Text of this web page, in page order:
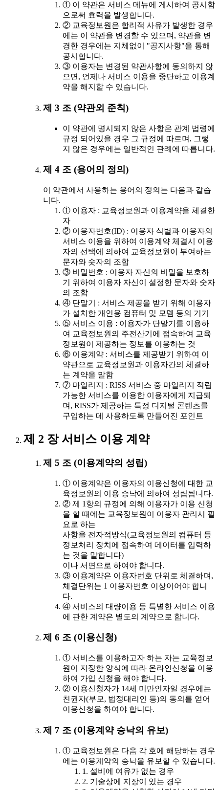
① 이 약관은 서비스 메뉴에 게시하여 공시함
으로써 효력을 발생합니다.
② 교육정보원은 합리적 사유가 발생한 경우
에는 이 약관을 변경할 수 있으며, 약관을 변
경한 경우에는 지체없이 "공지사항"을 통해
공시합니다.
③ 이용자는 변경된 약관사항에 동의하지 않
으면, 언제나 서비스 이용을 중단하고 이용계
약을 해지할 수 있습니다.
제 3 조 (약관외 준칙)
이 약관에 명시되지 않은 사항은 관계 법령에
규정 되어있을 경우 그 규정에 따르며, 그렇
지 않은 경우에는 일반적인 관례에 따릅니다.
제 4 조 (용어의 정의)
이 약관에서 사용하는 용어의 정의는 다음과 같습
니다.
① 이용자 : 교육정보원과 이용계약을 체결한
자
② 이용자번호(ID) : 이용자 식별과 이용자의
서비스 이용을 위하여 이용계약 체결시 이용
자의 선택에 의하여 교육정보원이 부여하는
문자와 숫자의 조합
③ 비밀번호 : 이용자 자신의 비밀을 보호하
기 위하여 이용자 자신이 설정한 문자와 숫자
의 조합
④ 단말기 : 서비스 제공을 받기 위해 이용자
가 설치한 개인용 컴퓨터 및 모뎀 등의 기기
⑤ 서비스 이용 : 이용자가 단말기를 이용하
여 교육정보원의 주전산기에 접속하여 교육
정보원이 제공하는 정보를 이용하는 것
⑥ 이용계약 : 서비스를 제공받기 위하여 이
약관으로 교육정보원과 이용자간의 체결하
는 계약을 말함
⑦ 마일리지 : RISS 서비스 중 마일리지 적립
가능한 서비스를 이용한 이용자에게 지급되
며, RISS가 제공하는 특정 디지털 콘텐츠를
구입하는 데 사용하도록 만들어진 포인트
제 2 장 서비스 이용 계약
제 5 조 (이용계약의 성립)
① 이용계약은 이용자의 이용신청에 대한 교
육정보원의 이용 승낙에 의하여 성립됩니다.
② 제 1항의 규정에 의해 이용자가 이용 신청
을 할 때에는 교육정보원이 이용자 관리시 필
요로 하는
사항을 전자적방식(교육정보원의 컴퓨터 등
정보처리 장치에 접속하여 데이터를 입력하
는 것을 말합니다)
이나 서면으로 하여야 합니다.
③ 이용계약은 이용자번호 단위로 체결하며,
체결단위는 1 이용자번호 이상이어야 합니
다.
④ 서비스의 대량이용 등 특별한 서비스 이용
에 관한 계약은 별도의 계약으로 합니다.
제 6 조 (이용신청)
① 서비스를 이용하고자 하는 자는 교육정보
원이 지정한 양식에 따라 온라인신청을 이용
하여 가입 신청을 해야 합니다.
② 이용신청자가 14세 미만인자일 경우에는
친권자(부모, 법정대리인 등)의 동의를 얻어
이용신청을 하여야 합니다.
제 7 조 (이용계약 승낙의 유보)
① 교육정보원은 다음 각 호에 해당하는 경우
에는 이용계약의 승낙을 유보할 수 있습니다.
1. 설비에 여유가 없는 경우
2. 기술상에 지장이 있는 경우